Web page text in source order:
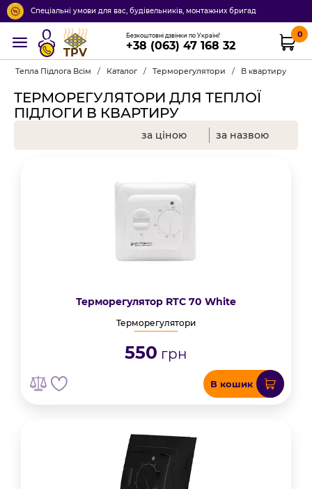
Спеціальні умови для вас, будівельників, монтажних бригад
TPV
Безкоштовні дзвінки по Україні!
+38 (063) 47 168 32
0
Тепла Підлога Всім / Каталог / Терморегулятори / В квартиру
ТЕРМОРЕГУЛЯТОРИ ДЛЯ ТЕПЛОЇ
ПІДЛОГИ В КВАРТИРУ
за ціною за назвою
Терморегулятор RTC 70 White
Терморегулятори
550 грн
В кошик